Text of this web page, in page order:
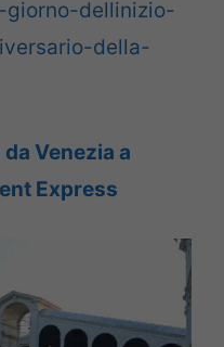
dellinizio-
della-
Venezia a
Express